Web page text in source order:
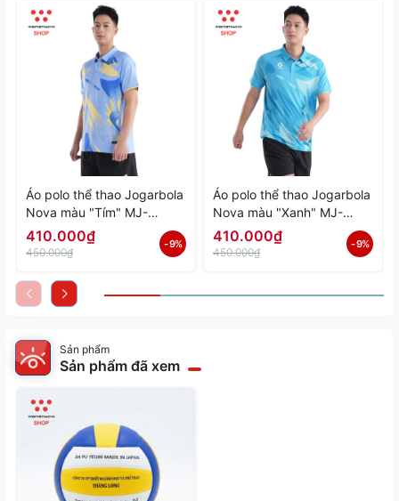
Áo polo thể thao Jogarbola
Nova màu "Tím" MJ-
A4197-04 - Hàng Chính
Hãng
410.000₫
450.000₫
- 9%
Áo polo thể thao Jogarbola
Nova màu "Xanh" MJ-
A4197-03 - Hàng Chính
Hãng
410.000₫
450.000₫
- 9%
Sản phẩm
Sản phẩm đã xem